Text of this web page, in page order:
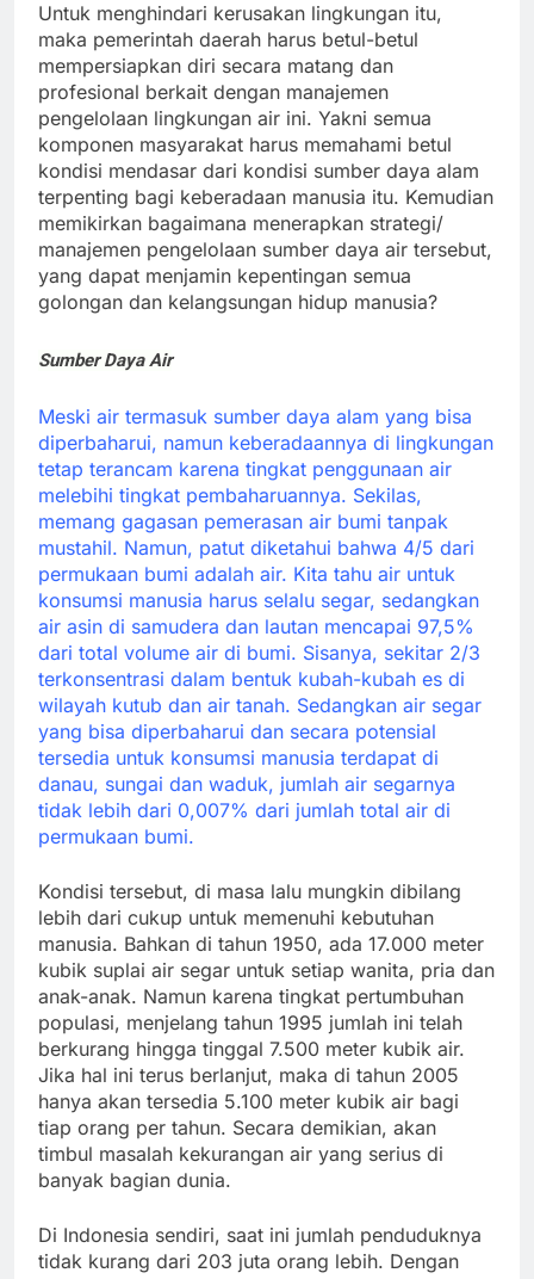
Untuk menghindari kerusakan lingkungan itu,
maka pemerintah daerah harus betul-betul
mempersiapkan diri secara matang dan
profesional berkait dengan manajemen
pengelolaan lingkungan air ini. Yakni semua
komponen masyarakat harus memahami betul
kondisi mendasar dari kondisi sumber daya alam
terpenting bagi keberadaan manusia itu. Kemudian
memikirkan bagaimana menerapkan strategi/
manajemen pengelolaan sumber daya air tersebut,
yang dapat menjamin kepentingan semua
golongan dan kelangsungan hidup manusia?
Sumber Daya Air
Meski air termasuk sumber daya alam yang bisa
diperbaharui, namun keberadaannya di lingkungan
tetap terancam karena tingkat penggunaan air
melebihi tingkat pembaharuannya. Sekilas,
memang gagasan pemerasan air bumi tanpak
mustahil. Namun, patut diketahui bahwa 4/5 dari
permukaan bumi adalah air. Kita tahu air untuk
konsumsi manusia harus selalu segar, sedangkan
air asin di samudera dan lautan mencapai 97,5%
dari total volume air di bumi. Sisanya, sekitar 2/3
terkonsentrasi dalam bentuk kubah-kubah es di
wilayah kutub dan air tanah. Sedangkan air segar
yang bisa diperbaharui dan secara potensial
tersedia untuk konsumsi manusia terdapat di
danau, sungai dan waduk, jumlah air segarnya
tidak lebih dari 0,007% dari jumlah total air di
permukaan bumi.
Kondisi tersebut, di masa lalu mungkin dibilang
lebih dari cukup untuk memenuhi kebutuhan
manusia. Bahkan di tahun 1950, ada 17.000 meter
kubik suplai air segar untuk setiap wanita, pria dan
anak-anak. Namun karena tingkat pertumbuhan
populasi, menjelang tahun 1995 jumlah ini telah
berkurang hingga tinggal 7.500 meter kubik air.
Jika hal ini terus berlanjut, maka di tahun 2005
hanya akan tersedia 5.100 meter kubik air bagi
tiap orang per tahun. Secara demikian, akan
timbul masalah kekurangan air yang serius di
banyak bagian dunia.
Di Indonesia sendiri, saat ini jumlah penduduknya
tidak kurang dari 203 juta orang lebih. Dengan